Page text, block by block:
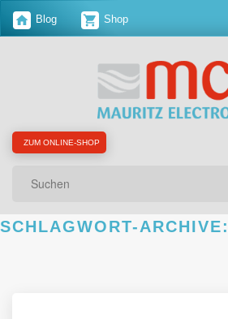
Blog Shop
ZUM ONLINE-SHOP
SCHLAGWORT-ARCHIVE: